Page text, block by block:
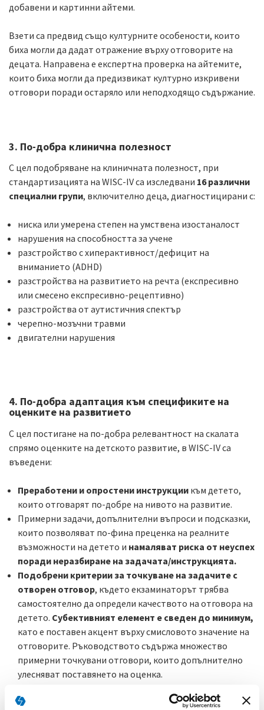
добавени и картинни айтеми.
Взети са предвид също културните особености, които
биха могли да дадат отражение върху отговорите на
децата. Направена е експертна проверка на айтемите,
които биха могли да предизвикат културно изкривени
отговори поради остаряло или неподходящо съдържание.
3. По-добра клинична полезност
С цел подобряване на клиничната полезност, при
стандартизацията на WISC-IV са изследвани 16 различни
специални групи, включително деца, диагностицирани с:
ниска или умерена степен на умствена изостаналост
нарушения на способността за учене
разстройство с хиперактивност/дефицит на
вниманието (ADHD)
разстройства на развитието на речта (експресивнo
или смесено експресивно-рецептивно)
разстройства от аутистичния спектър
черепно-мозъчни травми
двигателни нарушения
4. По-добра адаптация към спецификите на
оценките на развитието
С цел постигане на по-добра релевантност на скалата
спрямо оценките на детското развитие, в WISC-IV са
въведени:
Преработени и опростени инструкции към детето,
които отговарят по-добре на нивото на развитие.
Примерни задачи, допълнителни въпроси и подсказки,
които позволяват по-фина преценка на реалните
възможности на детето и намаляват риска от неуспех
поради неразбиране на задачата/инструкцията.
Подобрени критерии за точкуване на задачите с
отворен отговор, където екзаминаторът трябва
самостоятелно да определи качеството на отговора на
детето. Субективният елемент е сведен до минимум,
като е поставен акцент върху смисловото значение на
отговорите. Ръководството съдържа множество
примерни точкувани отговори, които допълнително
улесняват поставянето на оценка.
задачите
извън субтестовете, които са специфично